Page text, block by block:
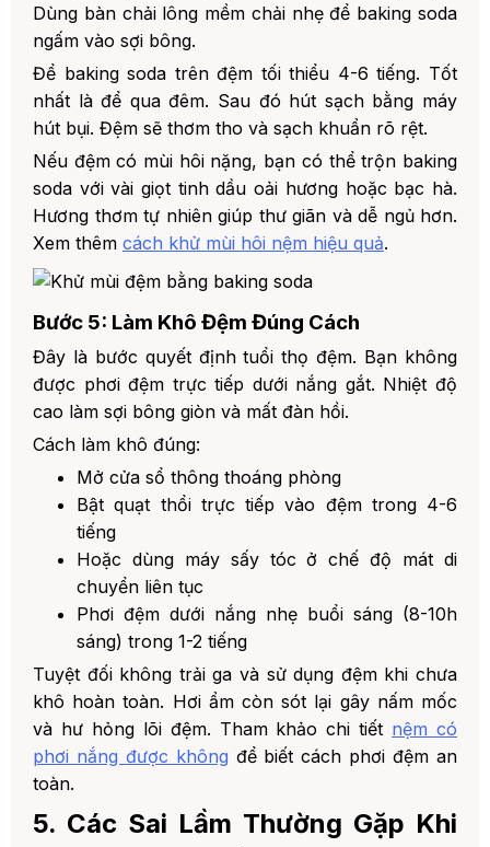
Dùng bàn chải lông mềm chải nhẹ để baking soda
ngấm vào sợi bông.
Để baking soda trên đệm tối thiểu 4-6 tiếng. Tốt
nhất là để qua đêm. Sau đó hút sạch bằng máy
hút bụi. Đệm sẽ thơm tho và sạch khuẩn rõ rệt.
Nếu đệm có mùi hôi nặng, bạn có thể trộn baking
soda với vài giọt tinh dầu oải hương hoặc bạc hà.
Hương thơm tự nhiên giúp thư giãn và dễ ngủ hơn.
Xem thêm cách khử mùi hôi nệm hiệu quả.
Bước 5: Làm Khô Đệm Đúng Cách
Đây là bước quyết định tuổi thọ đệm. Bạn không
được phơi đệm trực tiếp dưới nắng gắt. Nhiệt độ
cao làm sợi bông giòn và mất đàn hồi.
Cách làm khô đúng:
Mở cửa sổ thông thoáng phòng
Bật quạt thổi trực tiếp vào đệm trong 4-6
tiếng
Hoặc dùng máy sấy tóc ở chế độ mát di
chuyển liên tục
Phơi đệm dưới nắng nhẹ buổi sáng (8-10h
sáng) trong 1-2 tiếng
Tuyệt đối không trải ga và sử dụng đệm khi chưa
khô hoàn toàn. Hơi ẩm còn sót lại gây nấm mốc
và hư hỏng lõi đệm. Tham khảo chi tiết nệm có
phơi nắng được không để biết cách phơi đệm an
toàn.
5. Các Sai Lầm Thường Gặp Khi